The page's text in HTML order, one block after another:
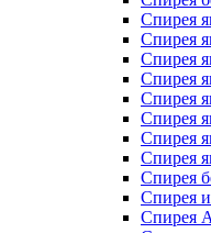
Спирея
Спирея
Спирея
Спирея
Спирея
Спирея
Спирея
Спирея
Спирея
Спирея
Спирея